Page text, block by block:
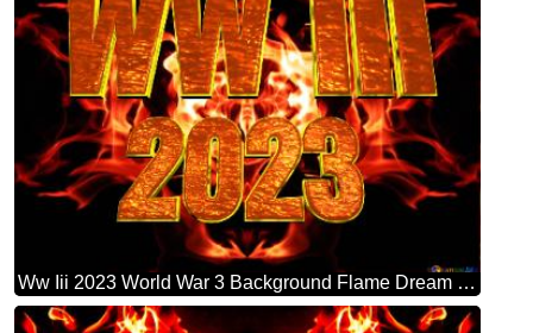
Ww Iii 2023 World War 3 Background Flame Dream Causes Of Fire Background Hd Wallpaper